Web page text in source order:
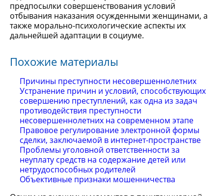
предпосылки совершенствования условий
отбывания наказания осужденными женщинами, а
также морально-психологические аспекты их
дальнейшей адаптации в социуме.
Похожие материалы
Причины преступности несовершеннолетних
Устранение причин и условий, способствующих
совершению преступлений, как одна из задач
противодействия преступности
несовершеннолетних на современном этапе
Правовое регулирование электронной формы
сделки, заключаемой в интернет-пространстве
Проблемы уголовной ответственности за
неуплату средств на содержание детей или
нетрудоспособных родителей
Объективные признаки мошенничества